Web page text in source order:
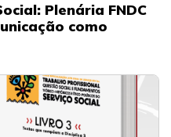
Plenária FNDC
como